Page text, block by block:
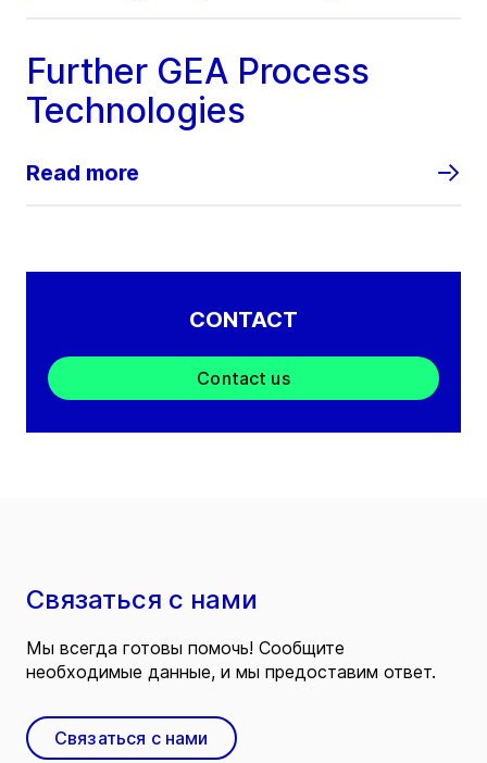
Further GEA Process
Technologies
Read more
CONTACT
Contact us
Связаться с нами
Мы всегда готовы помочь! Сообщите
необходимые данные, и мы предоставим ответ.
Связаться с нами